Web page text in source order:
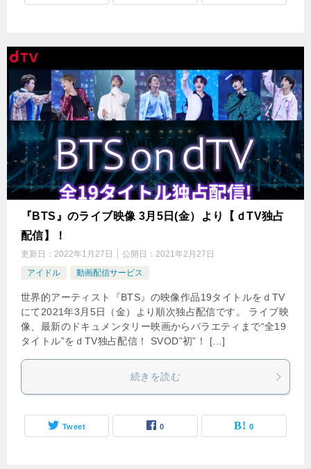
『BTS』のライブ映像 3月5日(金）より【ｄTV独占
配信】！
更新日： 2022年1月27日 公開日： 2021年2月27日
アイドル
動画配信サービス
世界的アーティスト『BTS』の映像作品19タイトルをｄTV
にて2021年3月5日（金）より順次独占配信です。 ライブ映
像、最新のドキュメンタリー映画からバラエティまで“全19
タイトル”をｄTV独占配信！ SVOD”初”！ […]
続きを読む
Tweet 0 0